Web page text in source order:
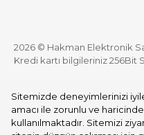
Sitemizde deneyimlerinizi
amacı ile zorunlu ve
kullanılmaktadır. Sitemizi
2026 © Hakman Elektronik
Kredi kartı bilgileriniz 256Bit